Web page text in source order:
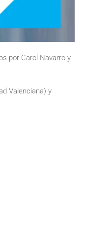
por Carol Navarro y
Valenciana) y